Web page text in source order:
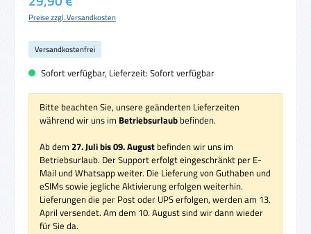
Preise zzgl. Versandkosten
Versandkostenfrei
Sofort verfügbar, Lieferzeit: Sofort verfügbar
Bitte beachten Sie, unsere geänderten Lieferzeiten
während wir uns im Betriebsurlaub befinden.
Ab dem 27. Juli bis 09. August befinden wir uns im
Betriebsurlaub. Der Support erfolgt eingeschränkt per E-
Mail und Whatsapp weiter. Die Lieferung von Guthaben und
eSIMs sowie jegliche Aktivierung erfolgen weiterhin.
Lieferungen die per Post oder UPS erfolgen, werden am 13.
April versendet. Am dem 10. August sind wir dann wieder
für Sie da.